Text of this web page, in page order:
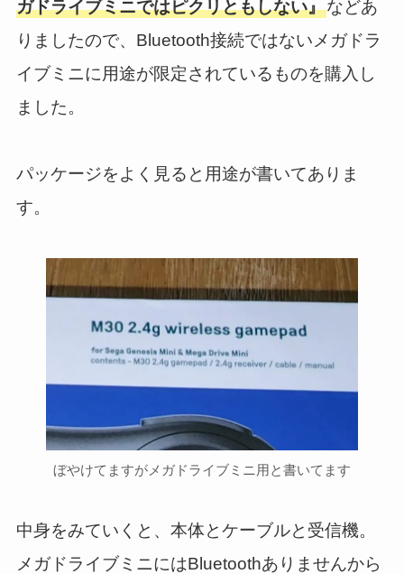
ガドライブミニではピクリともしない』などあ
りましたので、Bluetooth接続ではないメガドラ
イブミニに用途が限定されているものを購入し
ました。
パッケージをよく見ると用途が書いてありま
す。
ぼやけてますがメガドライブミニ用と書いてます
中身をみていくと、本体とケーブルと受信機。
メガドライブミニにはBluetoothありませんから